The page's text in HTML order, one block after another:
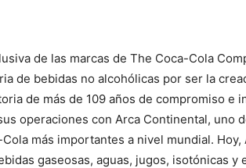
de las marcas de The Coca-Cola
de bebidas no alcohólicas por ser la
de más de 109 años de compromiso e
operaciones con Arca Continental, uno
más importantes a nivel mundial. Hoy,
gaseosas, aguas, jugos, isotónicas y